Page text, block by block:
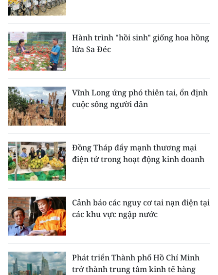
Hành trình "hồi sinh" giống hoa hồng
lửa Sa Đéc
Vĩnh Long ứng phó thiên tai, ổn định
cuộc sống người dân
Đồng Tháp đẩy mạnh thương mại
điện tử trong hoạt động kinh doanh
Cảnh báo các nguy cơ tai nạn điện tại
các khu vực ngập nước
Phát triển Thành phố Hồ Chí Minh
trở thành trung tâm kinh tế hàng